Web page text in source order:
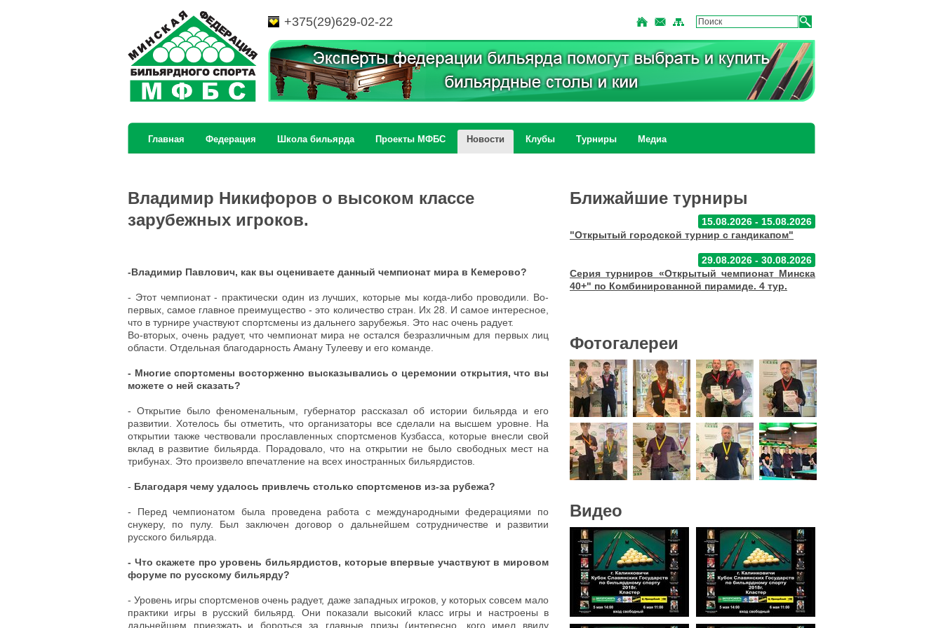
+375(29)629-02-22
Главная Федерация Школа бильярда Проекты МФБС Новости Клубы Турниры Медиа
Владимир Никифоров о высоком классе
зарубежных игроков.
-Владимир Павлович, как вы оцениваете данный чемпионат мира в Кемерово?
- Этот чемпионат - практически один из лучших, которые мы когда-либо проводили. Во-
первых, самое главное преимущество - это количество стран. Их 28. И самое интересное,
что в турнире участвуют спортсмены из дальнего зарубежья. Это нас очень радует.
Во-вторых, очень радует, что чемпионат мира не остался безразличным для первых лиц
области. Отдельная благодарность Аману Тулееву и его команде.
- Многие спортсмены восторженно высказывались о церемонии открытия, что вы
можете о ней сказать?
- Открытие было феноменальным, губернатор рассказал об истории бильярда и его
развитии. Хотелось бы отметить, что организаторы все сделали на высшем уровне. На
открытии также чествовали прославленных спортсменов Кузбасса, которые внесли свой
вклад в развитие бильярда. Порадовало, что на открытии не было свободных мест на
трибунах. Это произвело впечатление на всех иностранных бильярдистов.
- Благодаря чему удалось привлечь столько спортсменов из-за рубежа?
- Перед чемпионатом была проведена работа с международными федерациями по
снукеру, по пулу. Был заключен договор о дальнейшем сотрудничестве и развитии
русского бильярда.
- Что скажете про уровень бильярдистов, которые впервые участвуют в мировом
форуме по русскому бильярду?
- Уровень игры спортсменов очень радует, даже западных игроков, у которых совсем мало
практики игры в русский бильярд. Они показали высокий класс игры и настроены в
дальнейшем приезжать и бороться за главные призы (интересно, кого имел ввиду
Ближайшие турниры
15.08.2026 - 15.08.2026
"Открытый городской турнир с гандикапом"
29.08.2026 - 30.08.2026
Серия турниров «Открытый чемпионат Минска
40+" по Комбинированной пирамиде. 4 тур.
Фотогалереи
Видео